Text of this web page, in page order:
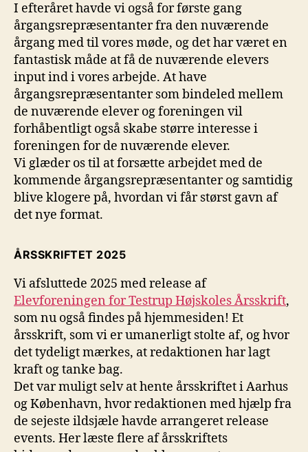
I efteråret havde vi også for første gang
årgangsrepræsentanter fra den nuværende
årgang med til vores møde, og det har været en
fantastisk måde at få de nuværende elevers
input ind i vores arbejde. At have
årgangsrepræsentanter som bindeled mellem
de nuværende elever og foreningen vil
forhåbentligt også skabe større interesse i
foreningen for de nuværende elever.
Vi glæder os til at forsætte arbejdet med de
kommende årgangsrepræsentanter og samtidig
blive klogere på, hvordan vi får størst gavn af
det nye format.
ÅRSSKRIFTET 2025
Vi afsluttede 2025 med release af
Elevforeningen for Testrup Højskoles Årsskrift,
som nu også findes på hjemmesiden! Et
årsskrift, som vi er umanerligt stolte af, og hvor
det tydeligt mærkes, at redaktionen har lagt
kraft og tanke bag.
Det var muligt selv at hente årsskriftet i Aarhus
og København, hvor redaktionen med hjælp fra
de sejeste ildsjæle havde arrangeret release
events. Her læste flere af årsskriftets